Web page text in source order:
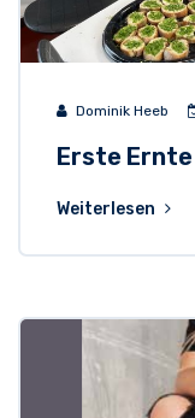
Dominik Heeb
Erste
Weiterlesen